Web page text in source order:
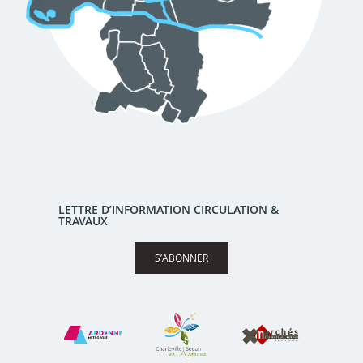
LETTRE D’INFORMATION CIRCULATION &
TRAVAUX
S’ABONNER